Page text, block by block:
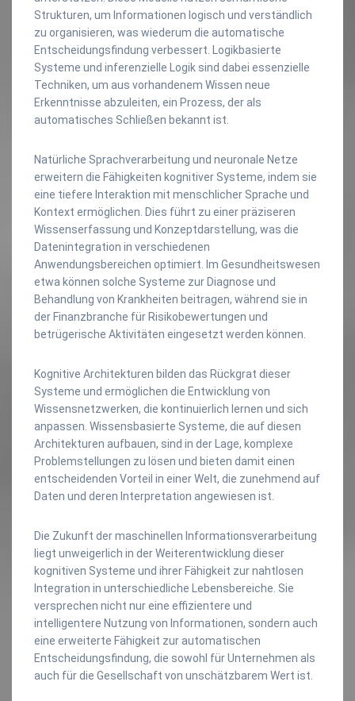
Strukturen, um Informationen logisch und verständlich
zu organisieren, was wiederum die automatische
Entscheidungsfindung verbessert. Logikbasierte
Systeme und inferenzielle Logik sind dabei essenzielle
Techniken, um aus vorhandenem Wissen neue
Erkenntnisse abzuleiten, ein Prozess, der als
automatisches Schließen bekannt ist.
Natürliche Sprachverarbeitung und neuronale Netze
erweitern die Fähigkeiten kognitiver Systeme, indem sie
eine tiefere Interaktion mit menschlicher Sprache und
Kontext ermöglichen. Dies führt zu einer präziseren
Wissenserfassung und Konzeptdarstellung, was die
Datenintegration in verschiedenen
Anwendungsbereichen optimiert. Im Gesundheitswesen
etwa können solche Systeme zur Diagnose und
Behandlung von Krankheiten beitragen, während sie in
der Finanzbranche für Risikobewertungen und
betrügerische Aktivitäten eingesetzt werden können.
Kognitive Architekturen bilden das Rückgrat dieser
Systeme und ermöglichen die Entwicklung von
Wissensnetzwerken, die kontinuierlich lernen und sich
anpassen. Wissensbasierte Systeme, die auf diesen
Architekturen aufbauen, sind in der Lage, komplexe
Problemstellungen zu lösen und bieten damit einen
entscheidenden Vorteil in einer Welt, die zunehmend auf
Daten und deren Interpretation angewiesen ist.
Die Zukunft der maschinellen Informationsverarbeitung
liegt unweigerlich in der Weiterentwicklung dieser
kognitiven Systeme und ihrer Fähigkeit zur nahtlosen
Integration in unterschiedliche Lebensbereiche. Sie
versprechen nicht nur eine effizientere und
intelligentere Nutzung von Informationen, sondern auch
eine erweiterte Fähigkeit zur automatischen
Entscheidungsfindung, die sowohl für Unternehmen als
auch für die Gesellschaft von unschätzbarem Wert ist.